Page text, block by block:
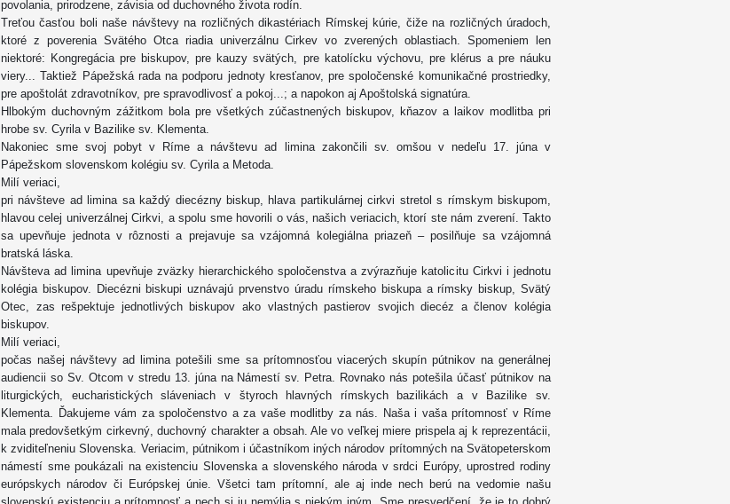
povolania, prirodzene, závisia od duchovného života rodín.
Treťou časťou boli naše návštevy na rozličných dikastériach Rímskej kúrie, čiže na rozličných úradoch,
ktoré z poverenia Svätého Otca riadia univerzálnu Cirkev vo zverených oblastiach. Spomeniem len
niektoré: Kongregácia pre biskupov, pre kauzy svätých, pre katolícku výchovu, pre klérus a pre náuku
viery... Taktiež Pápežská rada na podporu jednoty kresťanov, pre spoločenské komunikačné prostriedky,
pre apoštolát zdravotníkov, pre spravodlivosť a pokoj...; a napokon aj Apoštolská signatúra.
Hlbokým duchovným zážitkom bola pre všetkých zúčastnených biskupov, kňazov a laikov modlitba pri
hrobe sv. Cyrila v Bazilike sv. Klementa.
Nakoniec sme svoj pobyt v Ríme a návštevu ad limina zakončili sv. omšou v nedeľu 17. júna v
Pápežskom slovenskom kolégiu sv. Cyrila a Metoda.
Milí veriaci,
pri návšteve ad limina sa každý diecézny biskup, hlava partikulárnej cirkvi stretol s rímskym biskupom,
hlavou celej univerzálnej Cirkvi, a spolu sme hovorili o vás, našich veriacich, ktorí ste nám zverení. Takto
sa upevňuje jednota v rôznosti a prejavuje sa vzájomná kolegiálna priazeň – posilňuje sa vzájomná
bratská láska.
Návšteva ad limina upevňuje zväzky hierarchického spoločenstva a zvýrazňuje katolicitu Cirkvi i jednotu
kolégia biskupov. Diecézni biskupi uznávajú prvenstvo úradu rímskeho biskupa a rímsky biskup, Svätý
Otec, zas rešpektuje jednotlivých biskupov ako vlastných pastierov svojich diecéz a členov kolégia
biskupov.
Milí veriaci,
počas našej návštevy ad limina potešili sme sa prítomnosťou viacerých skupín pútnikov na generálnej
audiencii so Sv. Otcom v stredu 13. júna na Námestí sv. Petra. Rovnako nás potešila účasť pútnikov na
liturgických, eucharistických sláveniach v štyroch hlavných rímskych bazilikách a v Bazilike sv.
Klementa. Ďakujeme vám za spoločenstvo a za vaše modlitby za nás. Naša i vaša prítomnosť v Ríme
mala predovšetkým cirkevný, duchovný charakter a obsah. Ale vo veľkej miere prispela aj k reprezentácii,
k zviditeľneniu Slovenska. Veriacim, pútnikom i účastníkom iných národov prítomných na Svätopeterskom
námestí sme poukázali na existenciu Slovenska a slovenského národa v srdci Európy, uprostred rodiny
európskych národov či Európskej únie. Všetci tam prítomní, ale aj inde nech berú na vedomie našu